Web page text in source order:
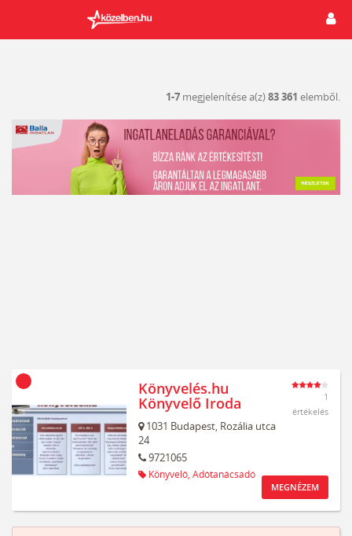
1-7 megjelenítése a(z)83 361 elemből.
Könyvelés.hu
Könyvelő Iroda
1031 Budapest, Rozália utca
24
9721065
Könyvelő, Adótanácsadó
1
értékelés
MEGNÉZEM